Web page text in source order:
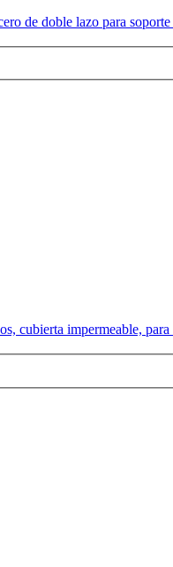
de doble lazo para
cubierta impermeable,